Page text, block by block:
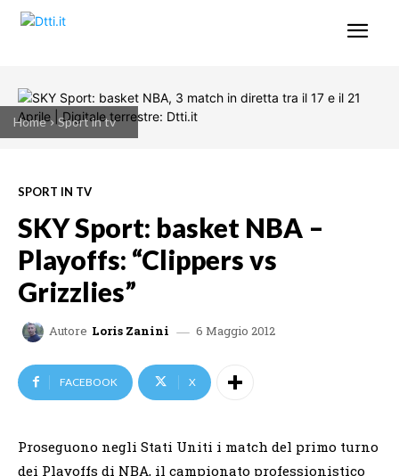
Home Sport in tv
SPORT IN TV
SKY Sport: basket NBA –
Playoffs: “Clippers vs
Grizzlies”
Autore Loris Zanini 6 Maggio 2012
FACEBOOK X
Proseguono negli Stati Uniti i match del primo turno
dei Playoffs di NBA, il campionato professionistico